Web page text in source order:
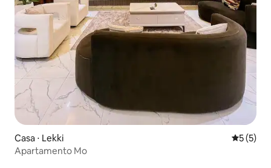
Casa ⋅ Lekki 5 de
5 (5)
Apartamento Mo